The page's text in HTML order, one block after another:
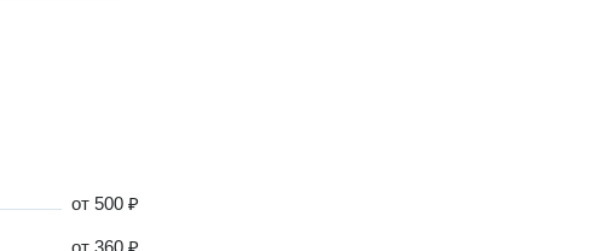
от500 ₽
от360 ₽